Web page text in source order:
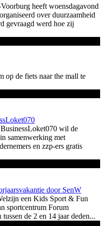
heeft woensdagavond
over duurzaamheid
gevraagd werd hoe zij
op de fiets naar the mall te
wil de
samenwerking met
en zzp-ers gratis
door SenW
een Kids Sport & Fun
sportcentrum Forum
de 2 en 14 jaar deden...